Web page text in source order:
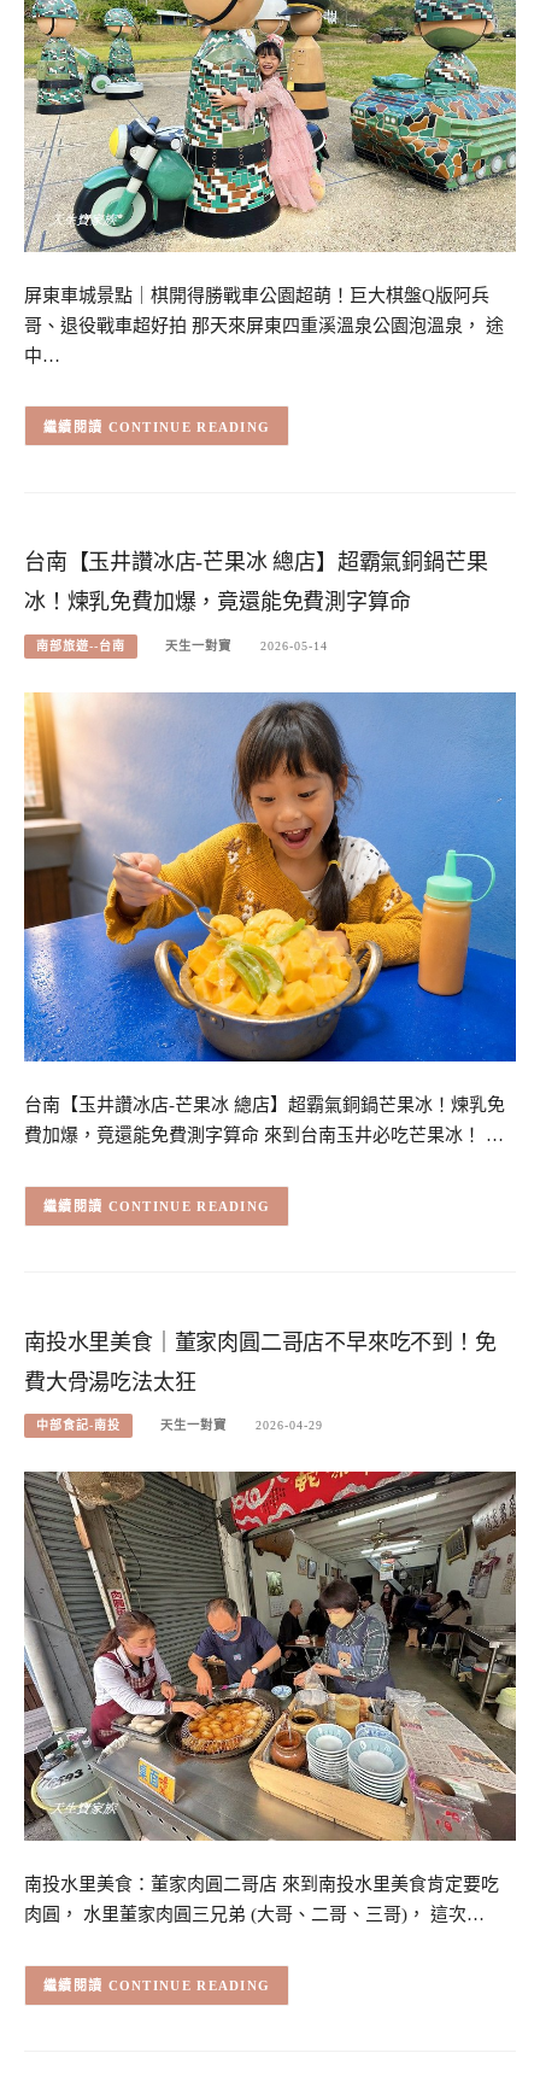
屏東車城景點｜棋開得勝戰車公園超萌！巨大棋盤Q版阿兵
哥、退役戰車超好拍 那天來屏東四重溪溫泉公園泡溫泉， 途
中…
CONTINUE READING
台南【玉井讚冰店-芒果冰 總店】超霸氣銅鍋芒果
冰！煉乳免費加爆，竟還能免費測字算命
南部旅遊--台南 天生一對寶 2026-05-14
台南【玉井讚冰店-芒果冰 總店】超霸氣銅鍋芒果冰！煉乳免
費加爆，竟還能免費測字算命 來到台南玉井必吃芒果冰！ …
CONTINUE READING
南投水里美食｜董家肉圓二哥店不早來吃不到！免
費大骨湯吃法太狂
中部食記-南投 天生一對寶 2026-04-29
南投水里美食：董家肉圓二哥店 來到南投水里美食肯定要吃
肉圓， 水里董家肉圓三兄弟 (大哥、二哥、三哥)， 這次…
CONTINUE READING